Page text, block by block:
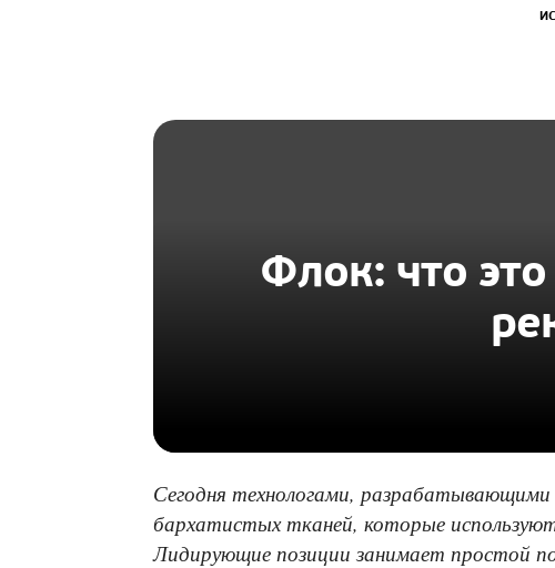
Флок: что
Сегодня технологами,
бархатистых тканей, которые
Лидирующие позиции занимает простой